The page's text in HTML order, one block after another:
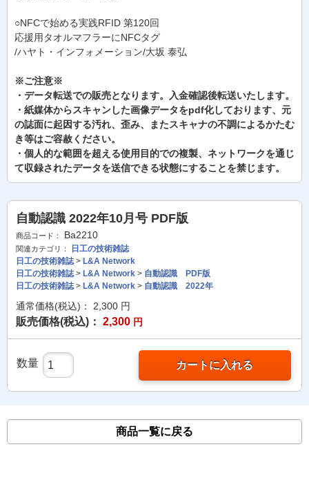
○NFCで始める実践RFID 第120回
応援用タオルマフラーにNFCタグ
/ハヤト・インフォメーション/大坂 泰弘
※ご注意※
・データ転送での販売となります。入金確認後転送いたします。
・紙媒体からスキャンした画像データをpdf化しております、元
の誌面に起因する汚れ、歪み、またスキャナの不調によるかたむ
き等はご容赦ください。
・個人的な範囲を超える使用目的での複製、ネットワークを通じ
て収録されたデータを送信できる状態にすることを禁じます。
自動認識 2022年10月号 PDF版
商品コード： Ba2210
関連カテゴリ：
日工の技術雑誌
日工の技術雑誌> L&A Network
日工の技術雑誌> L&A Network > 自動認識 PDF版
日工の技術雑誌> L&A Network > 自動認識 2022年
通常価格(税込)： 2,300 円
販売価格(税込)： 2,300 円
数量 カートに入れる
商品一覧に戻る